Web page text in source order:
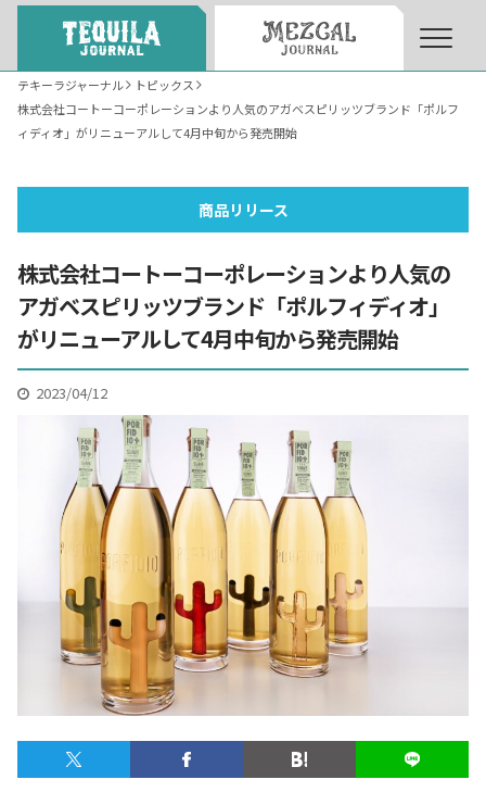
About About Tequila Journal
テキーラとは
テキーラのつくり方 How to Make Tequila
テキーラの飲み方
テキーラマップ
メキシコ料理
メキシコ旅行
メキシコの記念日 Events of Mexico
テキーラジャーナル
トピックス
株式会社コートーコーポレーションより人気のアガベスピリッツブランド「ポルフ
ィディオ」がリニューアルして4月中旬から発売開始
商品リリース
株式会社コートーコーポレーションより人気の
アガベスピリッツブランド「ポルフィディオ」
がリニューアルして4月中旬から発売開始
2023/04/12